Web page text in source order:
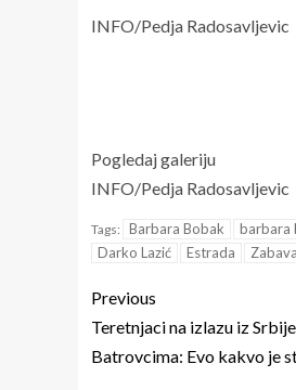
INFO/Pedja Radosavljevic
Pogledaj galeriju
INFO/Pedja Radosavljevic
Tags: Barbara Bobak barbara
Darko Lazić
Estrada Zabava
Previous
Teretnjaci na izlazu iz
Batrovcima: Evo kakvo je